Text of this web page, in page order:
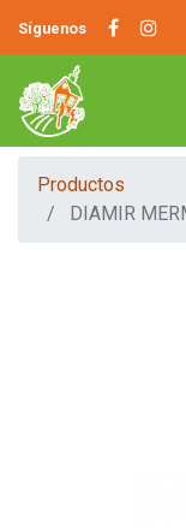
Síguenos
Productos
DIAMIR